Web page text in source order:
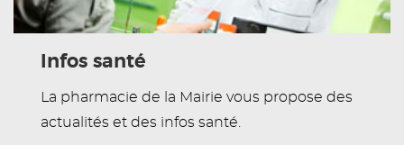
Infos santé
La pharmacie de la Mairie vous propose des
actualités et des infos santé.